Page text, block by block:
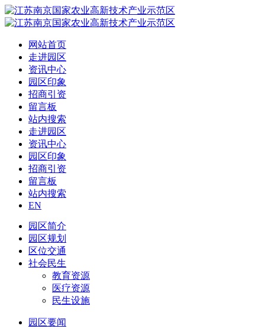
网站首页
走进园区
资讯中心
园区印象
招商引资
留言板
站内搜索
走进园区
资讯中心
园区印象
招商引资
留言板
站内搜索
EN
园区简介
园区规划
区位交通
社会民生
教育资源
医疗资源
民生设施
园区要闻